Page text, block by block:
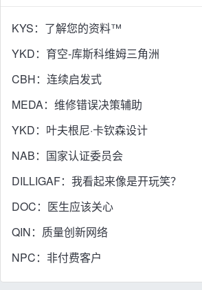
KYS：了解您的资料™
YKD：育空-库斯科维姆三角洲
CBH：连续启发式
MEDA：维修错误决策辅助
YKD：叶夫根尼·卡钦森设计
NAB：国家认证委员会
DILLIGAF：我看起来像是开玩笑？
DOC：医生应该关心
QIN：质量创新网络
NPC：非付费客户